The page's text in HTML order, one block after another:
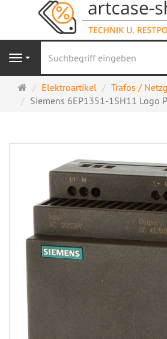
Navigation
Startseite
Elektroartikel
Trafos /
Siemens 6EP1351-1SH11 Logo